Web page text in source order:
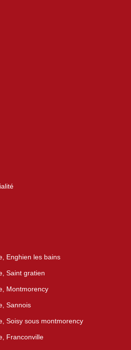
Enghien les bains
Saint gratien
Montmorency
Sannois
Soisy sous montmorency
Franconville